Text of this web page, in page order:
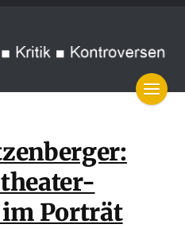
im Porträt